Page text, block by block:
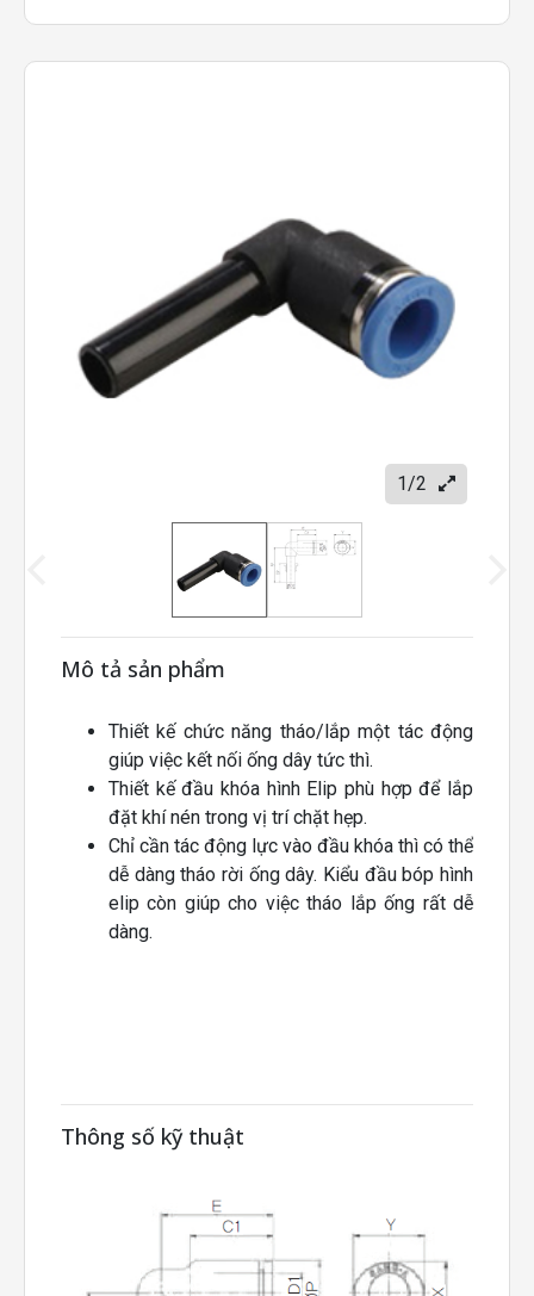
1/2
Mô tả sản phẩm
Thiết kế chức năng tháo/lắp một tác động
giúp việc kết nối ống dây tức thì.
Thiết kế đầu khóa hình Elip phù hợp để lắp
đặt khí nén trong vị trí chặt hẹp.
Chỉ cần tác động lực vào đầu khóa thì có thể
dễ dàng tháo rời ống dây. Kiểu đầu bóp hình
elip còn giúp cho việc tháo lắp ống rất dễ
dàng.
Thông số kỹ thuật